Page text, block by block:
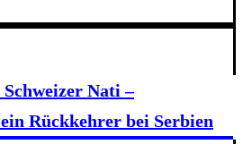
Nati –
Rückkehrer bei Serbien